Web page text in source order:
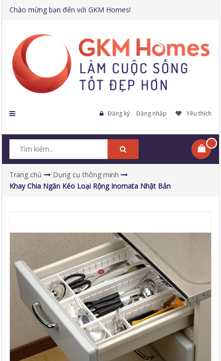
Chào mừng bạn đến với GKM Homes!
Đăng ký Đăng nhập Yêu thích
Trang chủ
Dụng cụ thông minh
Khay Chia Ngăn Kéo Loại Rộng Inomata Nhật Bản